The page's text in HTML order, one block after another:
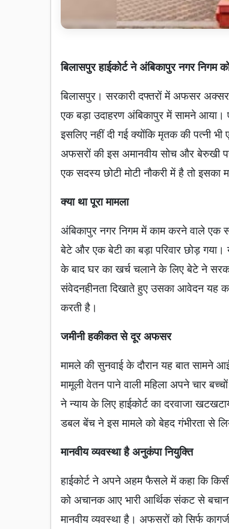
बिलासपुर हाईकोर्ट ने अंबिकापुर नगर निगम
बिलासपुर। सरकारी दफ्तरों में अफसर
एक बड़ा उदाहरण अंबिकापुर में सामने आया।
इसलिए नहीं दी गई क्योंकि मृतक की पत्नी
अफसरों की इस अमानवीय सोच और बेरुखी
एक सदस्य छोटी मोटी नौकरी में है तो इसका
क्या था पूरा मामला
अंबिकापुर नगर निगम में काम करने वाले एक
बेटे और एक बेटी का बड़ा परिवार छोड़
के बाद घर का खर्च चलाने के लिए बेटे ने
संवेदनहीनता दिखाते हुए उसका आवेदन यह
करती है।
जमीनी हकीकत से दूर अफसर
मामले की सुनवाई के दौरान यह बात सामने
मामूली वेतन पाने वाली महिला अपने चार
ने न्याय के लिए हाईकोर्ट का दरवाजा
डबल बेंच ने इस मामले को बेहद गंभीरता से
मानवीय व्यवस्था है अनुकंपा नियुक्ति
हाईकोर्ट ने अपने अहम फैसले में कहा कि किसी
को अचानक आए भारी आर्थिक संकट से
मानवीय व्यवस्था है। अफसरों को सिर्फ